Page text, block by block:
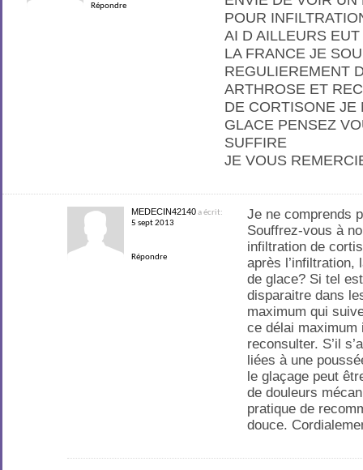
Répondre
POUR
AI D AILLEURS
LA FRANCE JE
REGULIEREMENT
ARTHROSE ET
DE CORTISONE JE
GLACE PENSEZ
SUFFIRE
JE VOUS
MEDECIN42140a écrit:
5 sept 2013
Répondre
Je ne comprends
Souffrez-vous à
infiltration de
après l’infiltration,
de glace? Si tel
disparaitre dans
maximum qui
ce délai
reconsulter. S’il
liées à une
le glaçage peut
de douleurs
pratique de
douce.